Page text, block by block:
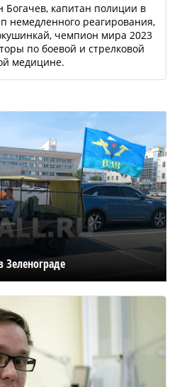
Богачев, капитан полиции в
немедленного реагирования,
чемпион мира 2023
по боевой и стрелковой
медицине.